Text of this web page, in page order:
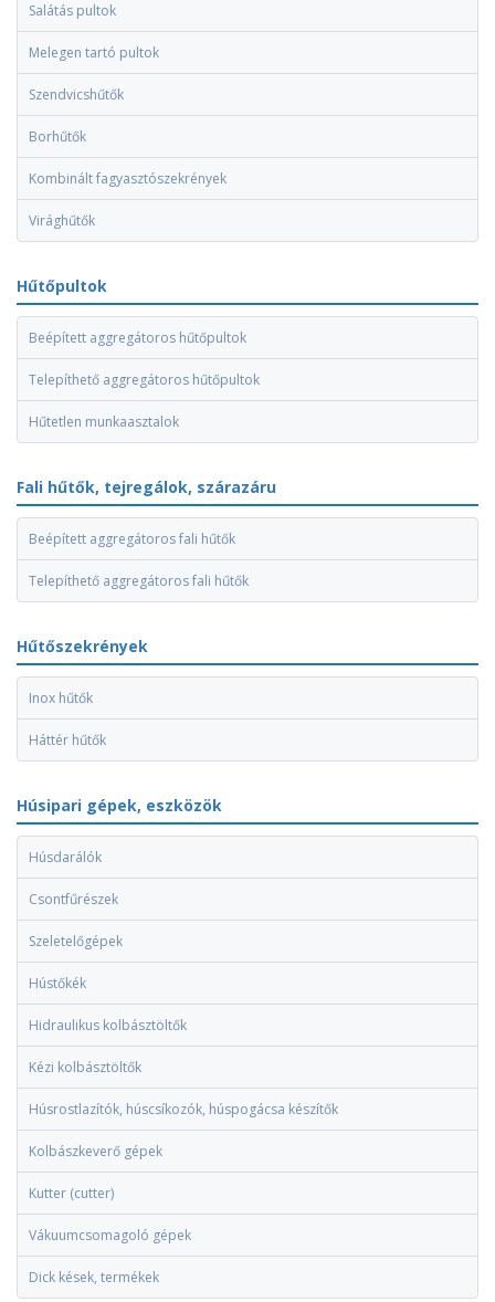
Salátás pultok
Melegen tartó pultok
Szendvicshűtők
Borhűtők
Kombinált fagyasztószekrények
Virághűtők
Hűtőpultok
Beépített aggregátoros hűtőpultok
Telepíthető aggregátoros hűtőpultok
Hűtetlen munkaasztalok
Fali hűtők, tejregálok, szárazáru
Beépített aggregátoros fali hűtők
Telepíthető aggregátoros fali hűtők
Hűtőszekrények
Inox hűtők
Háttér hűtők
Húsipari gépek, eszközök
Húsdarálók
Csontfűrészek
Szeletelőgépek
Hústőkék
Hidraulikus kolbásztöltők
Kézi kolbásztöltők
Húsrostlazítók, húscsíkozók, húspogácsa készítők
Kolbászkeverő gépek
Kutter (cutter)
Vákuumcsomagoló gépek
Dick kések, termékek